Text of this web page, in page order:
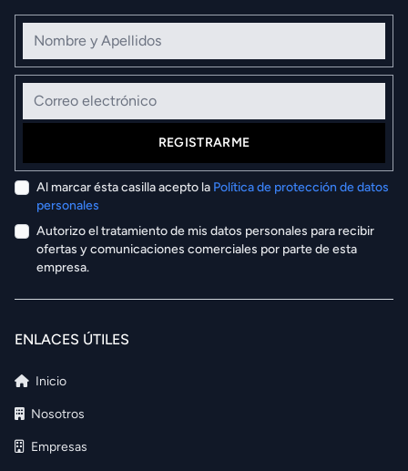
Nombre y Apellidos
Correo electrónico
REGISTRARME
Al marcar ésta casilla acepto la Política de protección de datos
personales
Autorizo el tratamiento de mis datos personales para recibir
ofertas y comunicaciones comerciales por parte de esta
empresa.
ENLACES ÚTILES
Inicio
Nosotros
Empresas